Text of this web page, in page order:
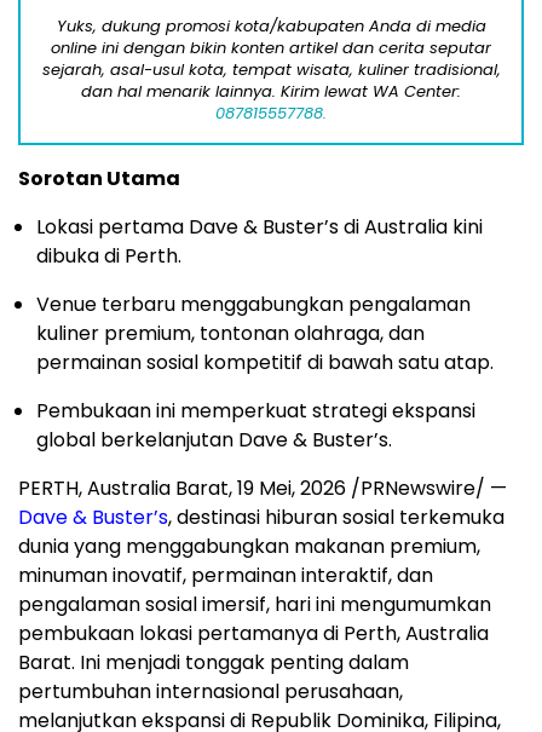
Yuks, dukung promosi kota/kabupaten Anda di media
online ini dengan bikin konten artikel dan cerita seputar
sejarah, asal-usul kota, tempat wisata, kuliner tradisional,
dan hal menarik lainnya. Kirim lewat WA Center:
087815557788.
Sorotan Utama
Lokasi pertama Dave & Buster’s di Australia kini
dibuka di Perth.
Venue terbaru menggabungkan pengalaman
kuliner premium, tontonan olahraga, dan
permainan sosial kompetitif di bawah satu atap.
Pembukaan ini memperkuat strategi ekspansi
global berkelanjutan Dave & Buster’s.
PERTH, Australia Barat,19 Mei, 2026 /PRNewswire/ —
Dave & Buster’s, destinasi hiburan sosial terkemuka
dunia yang menggabungkan makanan premium,
minuman inovatif, permainan interaktif, dan
pengalaman sosial imersif, hari ini mengumumkan
pembukaan lokasi pertamanya di Perth, Australia
Barat. Ini menjadi tonggak penting dalam
pertumbuhan internasional perusahaan,
melanjutkan ekspansi di Republik Dominika, Filipina,